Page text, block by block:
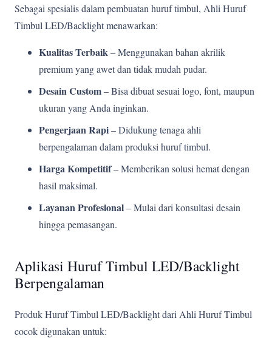
Sebagai spesialis dalam pembuatan huruf timbul, Ahli Huruf
Timbul LED/Backlight menawarkan:
Kualitas Terbaik– Menggunakan bahan akrilik
premium yang awet dan tidak mudah pudar.
Desain Custom– Bisa dibuat sesuai logo, font, maupun
ukuran yang Anda inginkan.
Pengerjaan Rapi– Didukung tenaga ahli
berpengalaman dalam produksi huruf timbul.
Harga Kompetitif– Memberikan solusi hemat dengan
hasil maksimal.
Layanan Profesional– Mulai dari konsultasi desain
hingga pemasangan.
Aplikasi Huruf Timbul LED/Backlight
Berpengalaman
Produk Huruf Timbul LED/Backlight dari Ahli Huruf Timbul
cocok digunakan untuk: